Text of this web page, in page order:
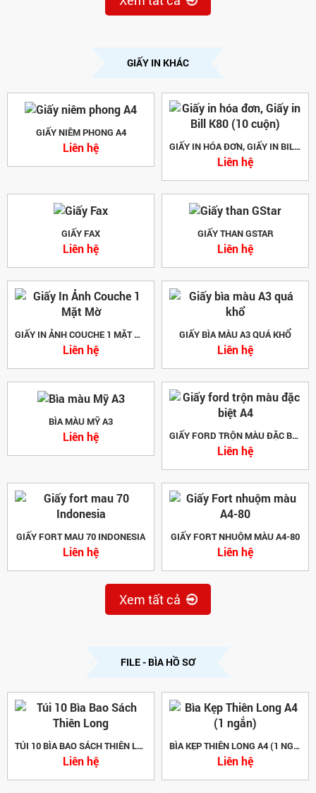
GIẤY IN KHÁC
GIẤY NIÊM PHONG A4
Liên hệ GIẤY IN HÓA ĐƠN, GIẤY IN BILL K80 (10 CUỘN)
Liên hệ
GIẤY FAX
Liên hệ
GIẤY THAN GSTAR
Liên hệ
GIẤY IN ẢNH COUCHE 1 MẶT MỜ
Liên hệ
GIẤY BÌA MÀU A3 QUÁ KHỔ
Liên hệ
BÌA MÀU MỸ A3
Liên hệ GIẤY FORD TRỘN MÀU ĐẶC BIỆT A4
Liên hệ
GIẤY FORT MAU 70 INDONESIA
Liên hệ
GIẤY FORT NHUỘM MÀU A4-80
Liên hệ
Xem tất cả
FILE - BÌA HỒ SƠ
TÚI 10 BÌA BAO SÁCH THIÊN LONG
Liên hệ
BÌA KẸP THIÊN LONG A4 (1 NGẮN)
Liên hệ